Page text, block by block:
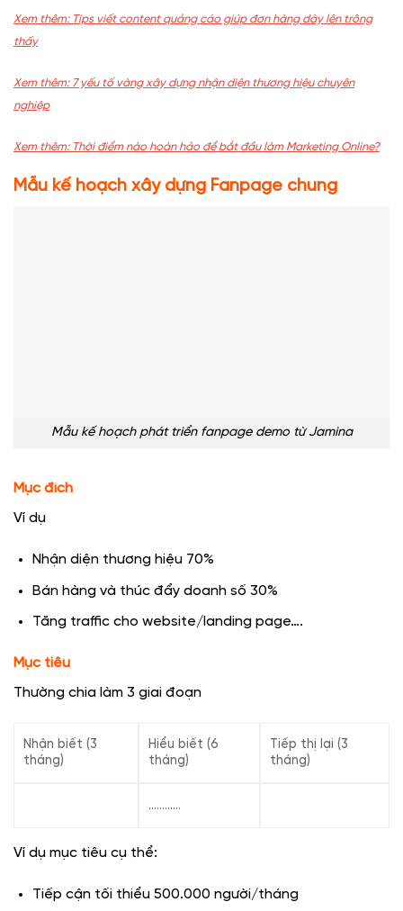
Xem thêm: Tips viết content quảng cáo giúp đơn hàng dày lên trông
thấy
Xem thêm: 7 yếu tố vàng xây dựng nhận diện thương hiệu chuyên
nghiệp
Xem thêm: Thời điểm nào hoàn hảo để bắt đầu làm Marketing Online?
Mẫu kế hoạch xây dựng Fanpage chung
Mẫu kế hoạch phát triển fanpage demo từ Jamina
Mục đích
Ví dụ
Nhận diện thương hiệu 70%
Bán hàng và thúc đẩy doanh số 30%
Tăng traffic cho website/landing page….
Mục tiêu
Thường chia làm 3 giai đoạn
Nhận biết (3
tháng)
Hiểu biết (6
tháng)
Tiếp thị lại (3
tháng)
…………
Ví dụ mục tiêu cụ thể:
Tiếp cận tối thiểu 500.000 người/tháng